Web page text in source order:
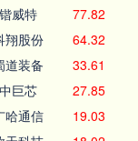
锴威特 77.82
翔股份 64.32
道装备 33.61
中巨芯 27.85
哈通信 19.03